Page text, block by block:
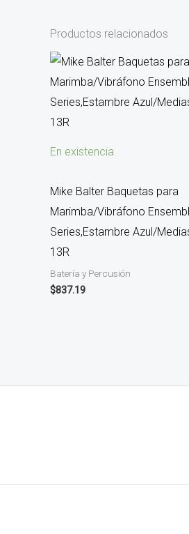
Productos relacionados
En existencia
Mike Balter Baquetas para
Marimba/Vibráfono
Series,Estambre Azul/
13R
Batería y Percusión
$837.19